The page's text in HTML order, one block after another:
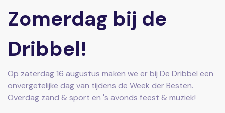
Zomerdag bij de
Dribbel!
Op zaterdag 16 augustus maken we er bij De Dribbel een
onvergetelijke dag van tijdens de Week der Besten.
Overdag zand & sport en 's avonds feest & muziek!